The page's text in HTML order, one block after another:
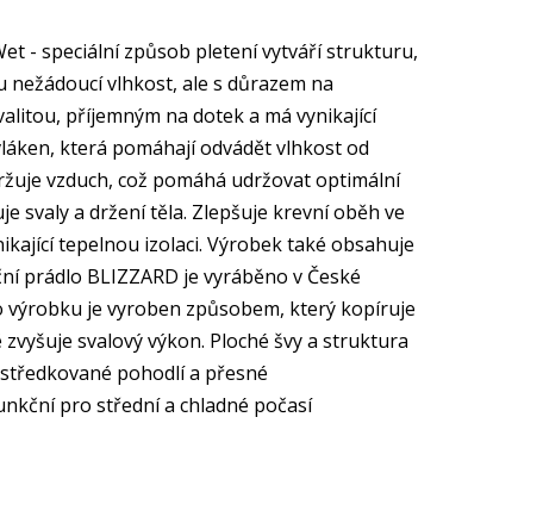
- speciální způsob pletení vytváří strukturu,
vlhkost, ale s důrazem na
příjemným na dotek a má vynikající
která pomáhají odvádět vlhkost od
vzduch, což pomáhá udržovat optimální
svaly a držení těla. Zlepšuje krevní oběh ve
tepelnou izolaci. Výrobek také obsahuje
prádlo BLIZZARD je vyráběno v České
je vyroben způsobem, který kopíruje
svalový výkon. Ploché švy a struktura
pohodlí a přesné
pro střední a chladné počasí